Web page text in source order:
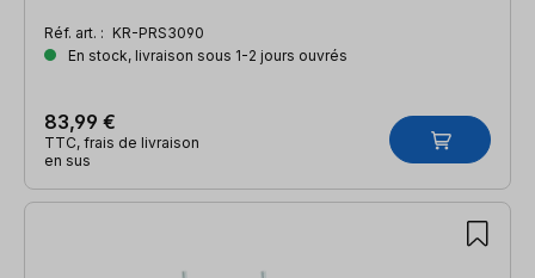
Réf. art. : KR-PRS3090
En stock, livraison sous 1-2 jours ouvrés
83,99 €
TTC, frais de livraison
en sus